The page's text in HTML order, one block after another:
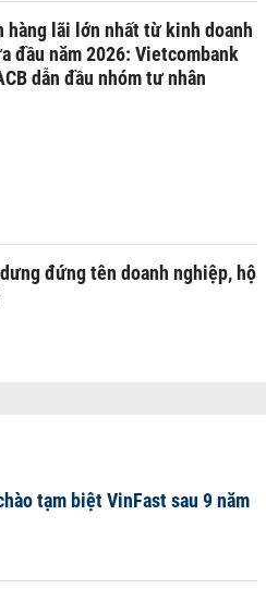
hàng lãi lớn nhất từ kinh doanh
đầu năm 2026: Vietcombank
dẫn đầu nhóm tư nhân
đứng tên doanh nghiệp, hộ
tạm biệt VinFast sau 9 năm